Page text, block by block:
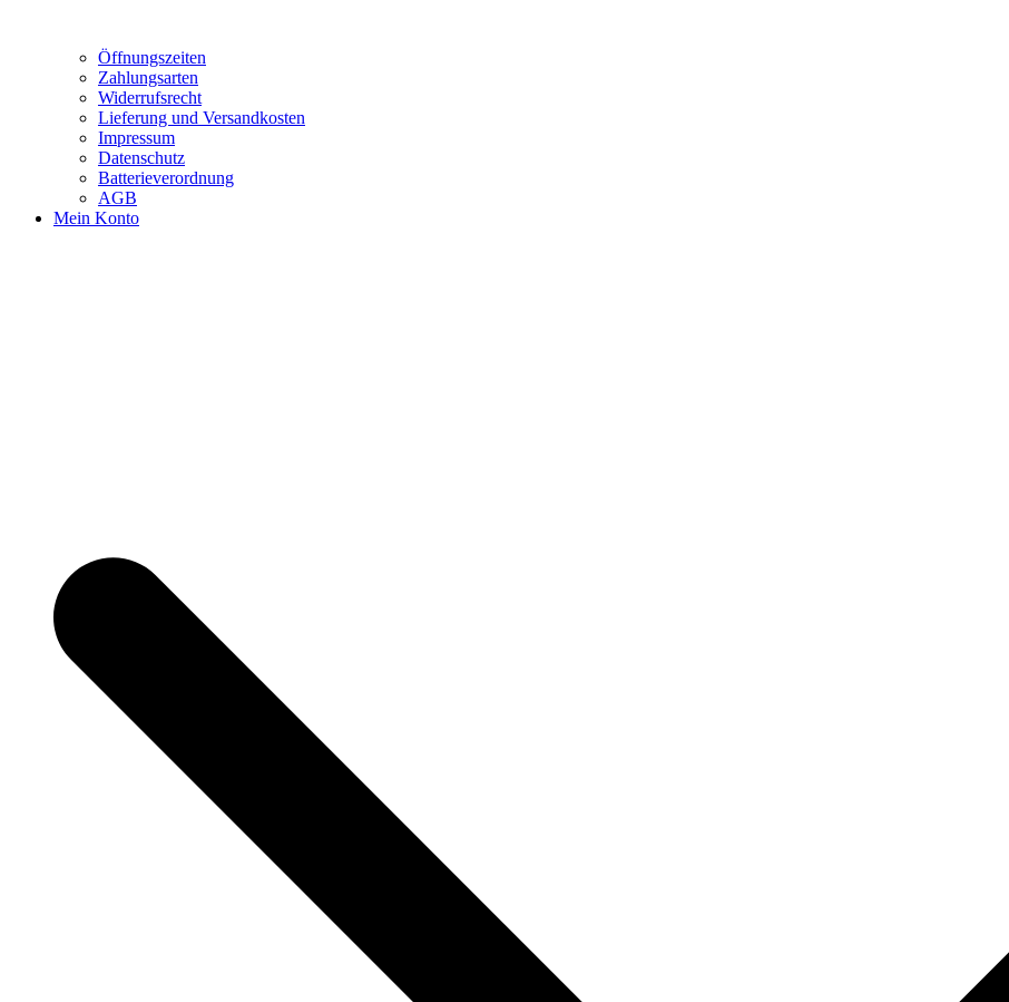
Öffnungszeiten
Zahlungsarten
Widerrufsrecht
Lieferung und Versandkosten
Impressum
Datenschutz
Batterieverordnung
AGB
Mein Konto